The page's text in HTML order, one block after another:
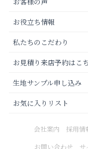
お役立ち情報
私たちのこだわり
お見積り来店予約はこ
生地サンプル申し込み
お気に入りリスト
会社案内 採用情
お問い合わせ
サ